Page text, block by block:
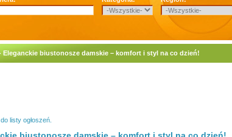
Eleganckie biustonosze damskie – komfort i styl na co dzień!
listy ogłoszeń.